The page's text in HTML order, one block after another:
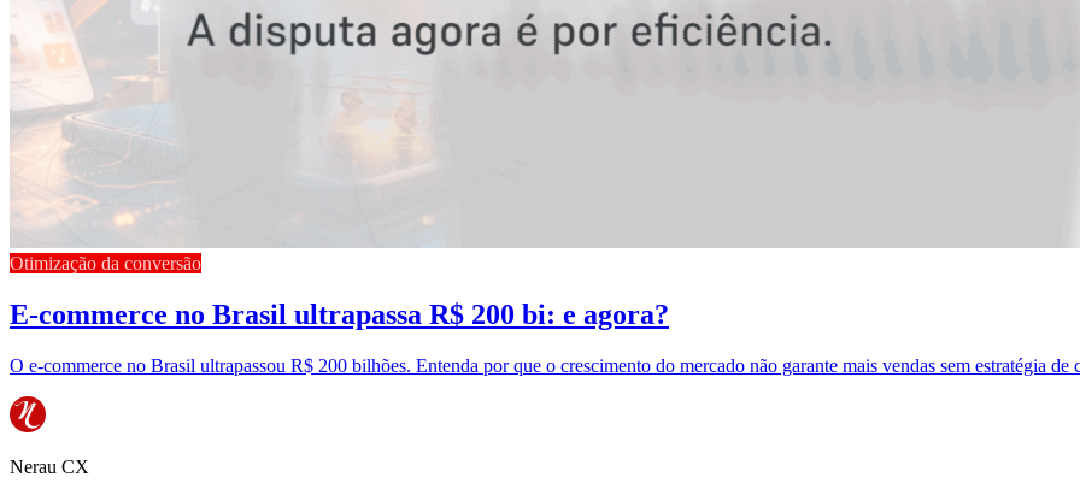
Otimização da conversão
E-commerce no Brasil ultrapassa R$ 200 bi: e agora?
O e-commerce no Brasil ultrapassou R$ 200 bilhões. Entenda por que o crescimento do mercado não garante mais vendas sem estratégia de
Nerau CX